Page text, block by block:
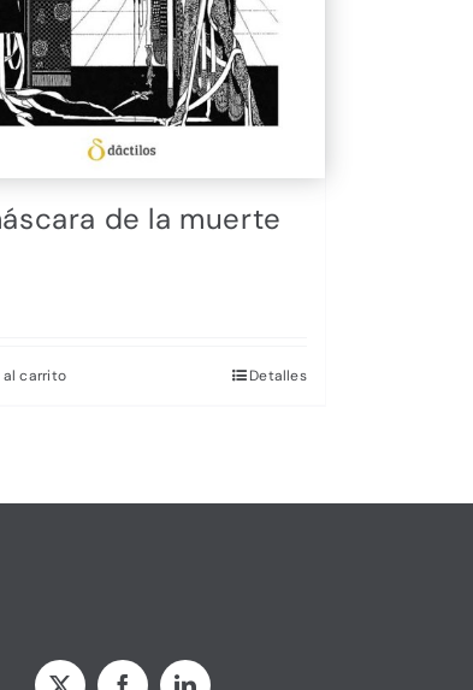
de la muerte
al carrito Detalles